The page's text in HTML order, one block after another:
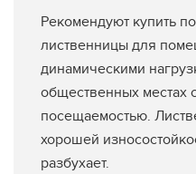
Рекомендуют купить
лиственницы для
динамическими
общественных местах
посещаемостью.
хорошей
разбухает.